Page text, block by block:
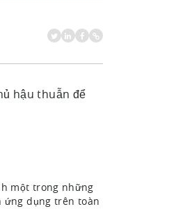
hậu thuẫn để
một trong những
ứng dụng trên toàn